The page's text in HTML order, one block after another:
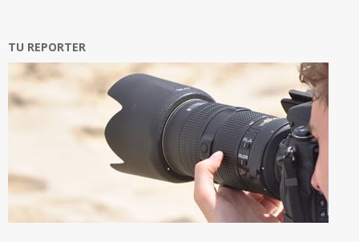
TU REPORTER